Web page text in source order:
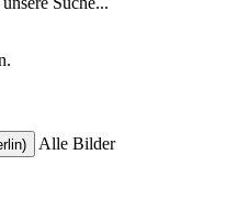
Alle Bilder